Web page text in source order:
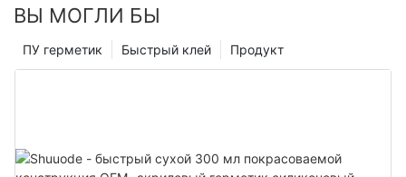
ВЫ МОГЛИ БЫ
Продукт
Быстрый клей
ПУ герметик